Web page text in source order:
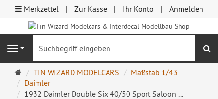
Merkzettel Zur Kasse Ihr Konto Anmelden
Navigation
Startseite
TIN WIZARD MODELCARS
Maßstab 1/43
Daimler
1932 Daimler Double Six 40/50 Sport Saloon ...